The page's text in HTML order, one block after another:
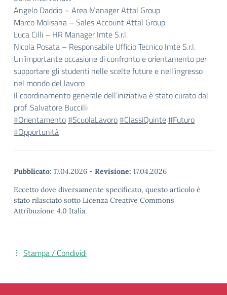
Angelo Daddio – Area Manager Attal Group
Marco Molisana – Sales Account Attal Group
Luca Cilli – HR Manager Imte S.r.l.
Nicola Posata – Responsabile Ufficio Tecnico Imte S.r.l.
Un’importante occasione di confronto e orientamento per
supportare gli studenti nelle scelte future e nell’ingresso
nel mondo del lavoro
Il coordinamento generale dell’iniziativa è stato curato dal
prof. Salvatore Buccilli
#Orientamento#ScuolaLavoro#ClassiQuinte#Futuro
#Opportunità
Pubblicato: 17.04.2026 - Revisione: 17.04.2026
Eccetto dove diversamente specificato, questo articolo è
stato rilasciato sotto Licenza Creative Commons
Attribuzione 4.0 Italia.
Stampa / Condividi